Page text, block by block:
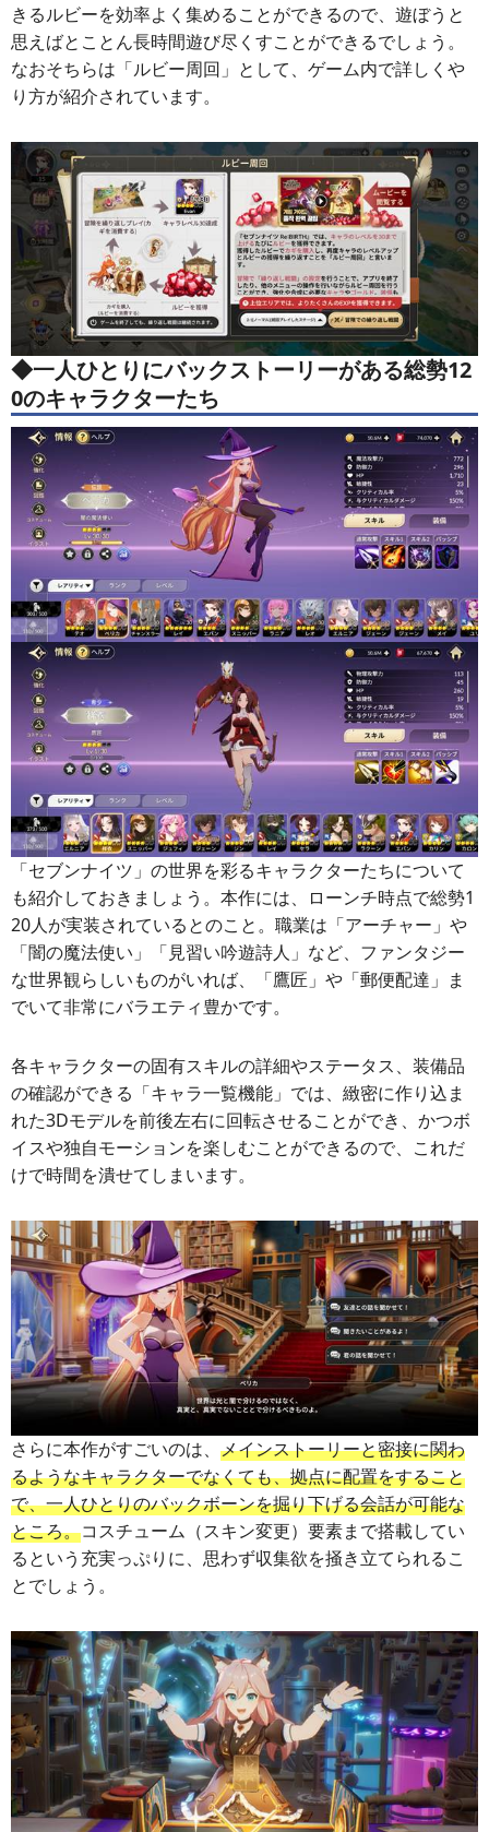
きるルビーを効率よく集めることができるので、遊ぼうと
思えばとことん長時間遊び尽くすことができるでしょう。
なおそちらは「ルビー周回」として、ゲーム内で詳しくや
り方が紹介されています。
◆一人ひとりにバックストーリーがある総勢12
0のキャラクターたち
「セブンナイツ」の世界を彩るキャラクターたちについて
も紹介しておきましょう。本作には、ローンチ時点で総勢1
20人が実装されているとのこと。職業は「アーチャー」や
「闇の魔法使い」「見習い吟遊詩人」など、ファンタジー
な世界観らしいものがいれば、「鷹匠」や「郵便配達」ま
でいて非常にバラエティ豊かです。
各キャラクターの固有スキルの詳細やステータス、装備品
の確認ができる「キャラ一覧機能」では、緻密に作り込ま
れた3Dモデルを前後左右に回転させることができ、かつボ
イスや独自モーションを楽しむことができるので、これだ
けで時間を潰せてしまいます。
さらに本作がすごいのは、 メインストーリーと密接に関わ
るようなキャラクターでなくても、拠点に配置をすること
で、一人ひとりのバックボーンを掘り下げる会話が可能な
ところ。コスチューム（スキン変更）要素まで搭載してい
るという充実っぷりに、思わず収集欲を掻き立てられるこ
とでしょう。